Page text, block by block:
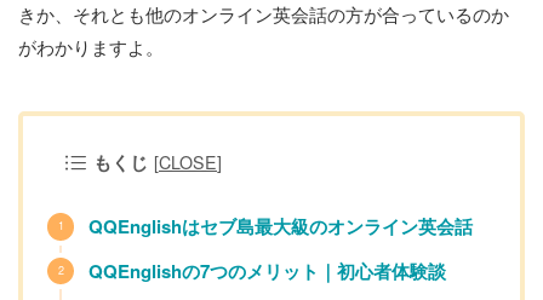
きか、それとも他のオンライン英会話の方が合っているのか
がわかりますよ。
もくじ [CLOSE]
QQEnglishはセブ島最大級のオンライン英会話
QQEnglishの7つのメリット｜初心者体験談